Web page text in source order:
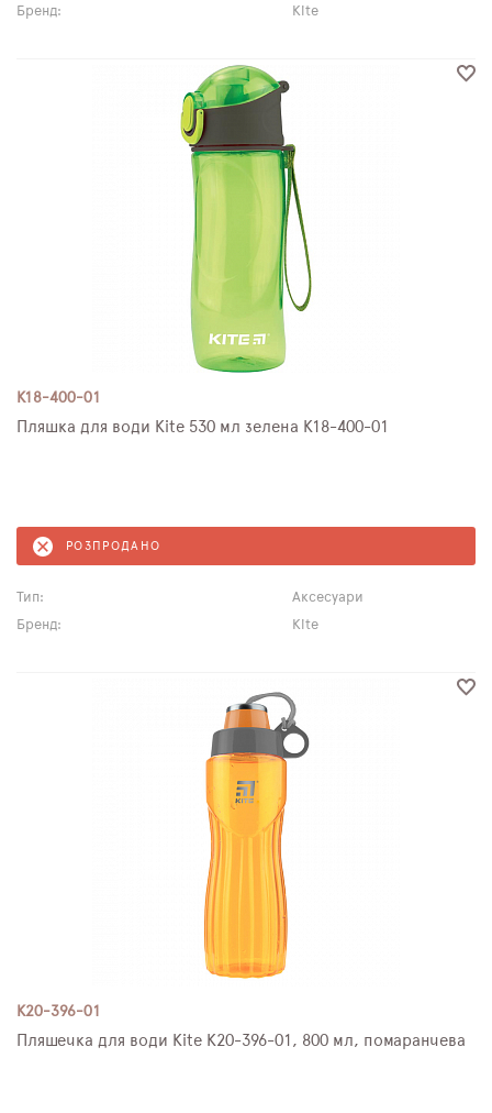
Бренд:
Kite
K18-400-01
Пляшка для води Kite 530 мл зелена K18-400-01
РОЗПРОДАНО
Тип:
Аксесуари
Бренд:
Kite
K20-396-01
Пляшечка для води Kite K20-396-01, 800 мл, помаранчева